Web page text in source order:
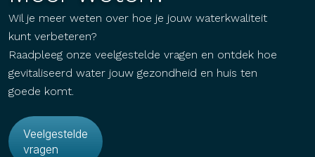
Wil je meer weten over hoe je jouw waterkwaliteit
kunt verbeteren?
Raadpleeg onze veelgestelde vragen en ontdek hoe
gevitaliseerd water jouw gezondheid en huis ten
goede komt.
Veelgestelde
vragen